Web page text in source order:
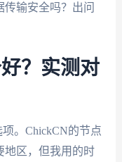
输安全吗？出问
？实测对
。ChickCN的节点
地区，但我用的时